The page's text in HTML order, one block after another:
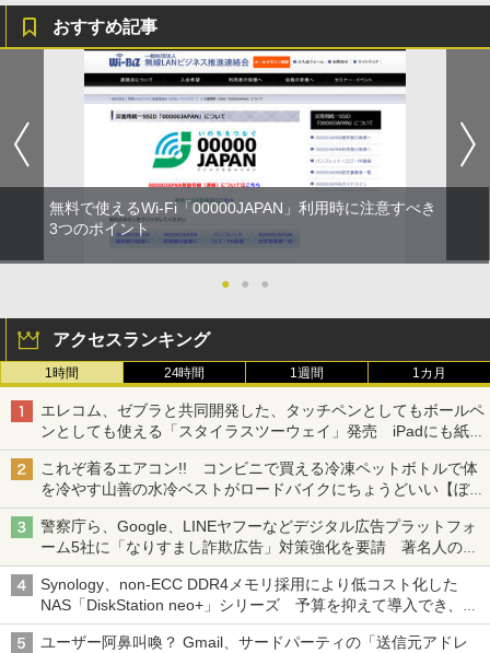
おすすめ記事
無料で使えるWi-Fi「00000JAPAN」利用時に注意すべき
3つのポイント
● ● ●
アクセスランキング
1時間 24時間 1週間 1カ月
エレコム、ゼブラと共同開発した、タッチペンとしてもボールペ
ンとしても使える「スタイラスツーウェイ」発売 iPadにも紙に
も、持ち替えずに書き込める
これぞ着るエアコン!! コンビニで買える冷凍ペットボトルで体
を冷やす山善の水冷ベストがロードバイクにちょうどいい【ぼっ
ち・ざ・ろーど！その14】【空いた時間でなにしてる？】
警察庁ら、Google、LINEヤフーなどデジタル広告プラットフォ
ーム5社に「なりすまし詐欺広告」対策強化を要請 著名人の写
真や映像を使った投資詐欺などへの対策として
Synology、non-ECC DDR4メモリ採用により低コスト化した
NAS「DiskStation neo+」シリーズ 予算を抑えて導入でき、
ECCメモリへのアップグレードも可能
ユーザー阿鼻叫喚？ Gmail、サードパーティの「送信元アドレ